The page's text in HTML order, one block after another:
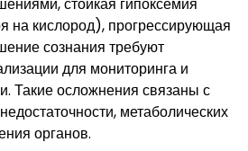
на кислород), прогрессирующая
сознания требуют
для мониторинга и
Такие осложнения связаны с
метаболических
органов.